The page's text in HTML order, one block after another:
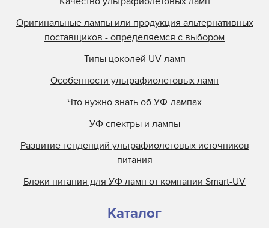
Отражатели EFI Rastek
Отражатели EFI Vutek
Отражатели Flora
Отражатели Gandi Innovations
Отражатели GCC
Отражатели Grapo
Отражатели Inca
Оригинальные лампы или продукция альтернативных
поставщиков - определяемся с выбором
Типы цоколей UV-ламп
Особенности ультрафиолетовых ламп
Что нужно знать об УФ-лампах
УФ спектры и лампы
Развитие тенденций ультрафиолетовых источников
питания
Блоки питания для УФ ламп от компании Smart-UV
Каталог